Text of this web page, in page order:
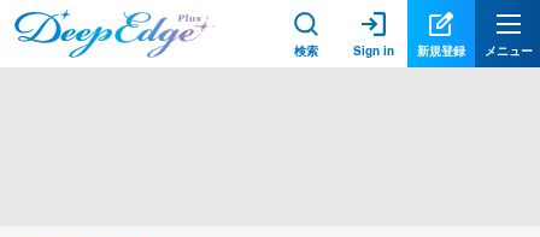
検索 Sign in 新規登録 メニュー